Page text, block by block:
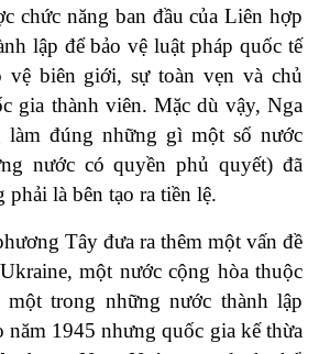
chức năng ban đầu của Liên hợp
lập để bảo vệ luật pháp quốc tế
vệ biên giới, sự toàn vẹn và chủ
gia thành viên. Mặc dù vậy, Nga
làm đúng những gì một số nước
nước có quyền phủ quyết) đã
là bên tạo ra tiền lệ.
Tây đưa ra thêm một vấn đề
Ukraine, một nước cộng hòa thuộc
trong những nước thành lập
1945 nhưng quốc gia kế thừa